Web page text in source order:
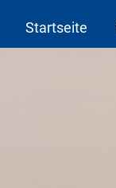
Startseite